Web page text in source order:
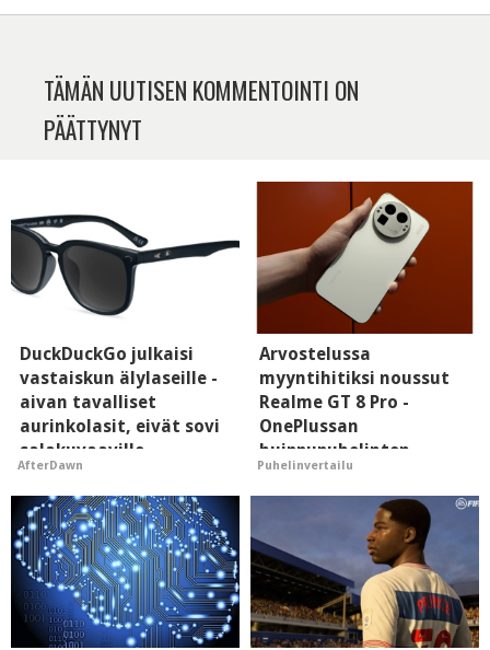
TÄMÄN UUTISEN KOMMENTOINTI ON
PÄÄTTYNYT
DuckDuckGo julkaisi
vastaiskun älylaseille -
aivan tavalliset
aurinkolasit, eivät sovi
salakuvaaville
hyypiöille
AfterDawn
Arvostelussa
myyntihitiksi noussut
Realme GT 8 Pro -
OnePlussan
huippupuhelinten
"perillinen"
Puhelinvertailu